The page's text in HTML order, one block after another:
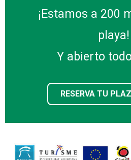
¡Estamos a 200
playa!
Y abierto
RESERVA TU